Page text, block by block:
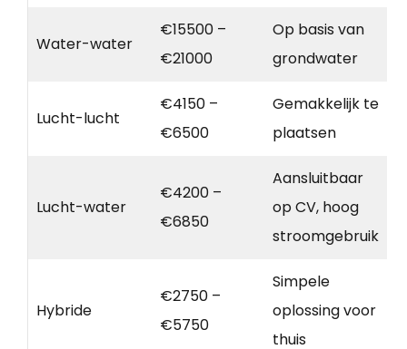
Water-water
€15500 –
€21000
Op basis van
grondwater
Lucht-lucht
€4150 –
€6500
Gemakkelijk te
plaatsen
Lucht-water
€4200 –
€6850
Aansluitbaar
op CV, hoog
stroomgebruik
Hybride
€2750 –
€5750
Simpele
oplossing voor
thuis